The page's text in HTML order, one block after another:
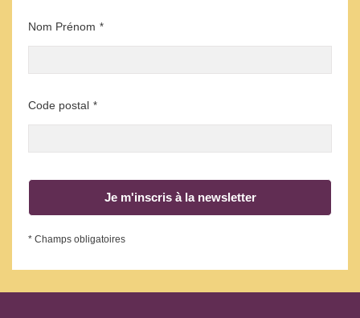
Nom Prénom *
Code postal *
Je m'inscris à la newsletter
* Champs obligatoires